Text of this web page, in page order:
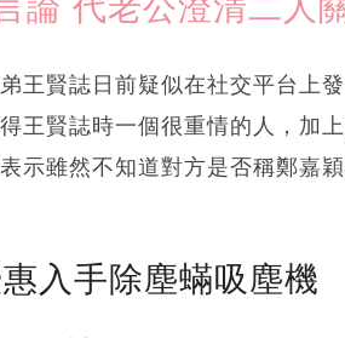
論 代老公澄清二人
王賢誌日前疑似在社交平台上
王賢誌時一個很重情的人，加
示雖然不知道對方是否稱鄭嘉
入手除塵蟎吸塵機